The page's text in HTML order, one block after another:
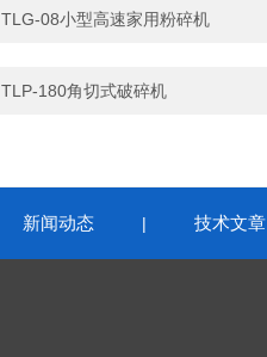
TLG-08小型高速家用粉碎机
TLP-180角切式破碎机
新闻动态 | 技术文章